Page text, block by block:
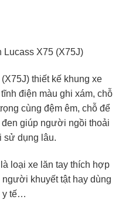
Lucass X75 (X75J)
thiết kế khung xe
điện màu ghi xám, chỗ
cùng đệm êm, chỗ để
giúp người ngồi thoải
sử dụng lâu.
loại xe lăn tay thích hợp
khuyết tật hay dùng
y tế…